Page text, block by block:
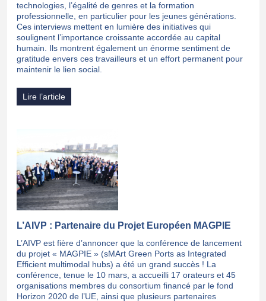
technologies, l’égalité de genres et la formation
professionnelle, en particulier pour les jeunes générations.
Ces interviews mettent en lumière des initiatives qui
soulignent l’importance croissante accordée au capital
humain. Ils montrent également un énorme sentiment de
gratitude envers ces travailleurs et un effort permanent pour
maintenir le lien social.
Lire l’article
L’AIVP : Partenaire du Projet Européen MAGPIE
L’AIVP est fière d’annoncer que la conférence de lancement
du projet « MAGPIE » (sMArt Green Ports as Integrated
Efficient multimodal hubs) a été un grand succès ! La
conférence, tenue le 10 mars, a accueilli 17 orateurs et 45
organisations membres du consortium financé par le fond
Horizon 2020 de l’UE, ainsi que plusieurs partenaires